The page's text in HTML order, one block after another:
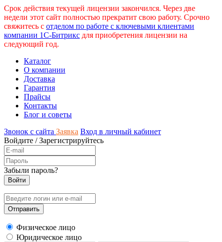
Срок действия текущей лицензии закончился. Через две
недели этот сайт полностью прекратит свою работу. Срочно
свяжитесь с отделом по работе с ключевыми клиентами
компании 1С-Битрикс для приобретения лицензии на
следующий год.
Каталог
О компании
Доставка
Гарантия
Прайсы
Контакты
Блог и советы
Звонок с сайта Заявка Вход в личный кабинет
Войдите /Зарегистрируйтесь
Забыли пароль?
Физическое лицо
Юридическое лицо